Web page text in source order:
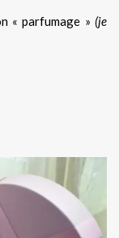
« parfumage » (je